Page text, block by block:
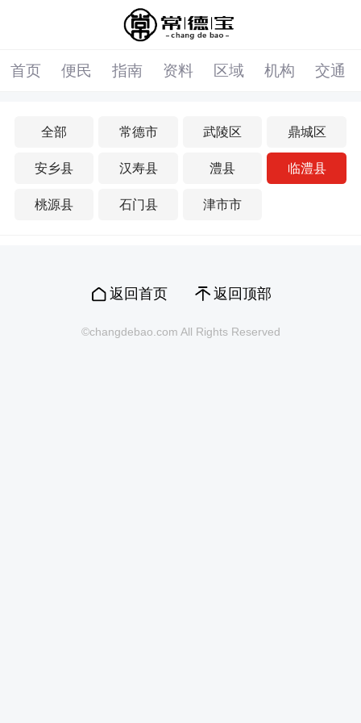
首页 便民 指南 资料 区域 机构 交通
全部 常德市 武陵区 鼎城区
安乡县 汉寿县 澧县 临澧县
桃源县 石门县 津市市
返回首页 返回顶部
©changdebao.com All Rights Reserved